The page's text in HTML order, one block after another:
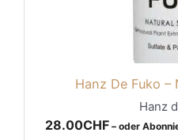
Hanz De Fuko –
Hanz
28.00CHF – oder